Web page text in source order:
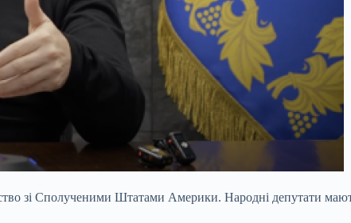
зі Сполученими Штатами Америки. Народні депутати